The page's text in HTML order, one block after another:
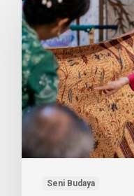
Seni Budaya
Kehidupan
di
Balik
Sehelai
Batik
Motif
Fauna